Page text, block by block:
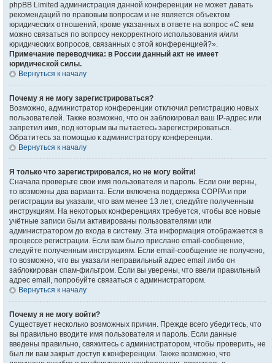
phpBB Limited администрация данной конференции не может давать
рекомендаций по правовым вопросам и не является объектом
юридических отношений, кроме указанных в ответе на вопрос «С кем
можно связаться по вопросу некорректного использования и/или
юридических вопросов, связанных с этой конференцией?».
Примечание переводчика: в России данный акт не имеет
юридической силы.
Вернуться к началу
Почему я не могу зарегистрироваться?
Возможно, администратор конференции отключил регистрацию новых
пользователей. Также возможно, что он заблокировал ваш IP-адрес или
запретил имя, под которым вы пытаетесь зарегистрироваться.
Обратитесь за помощью к администратору конференции.
Вернуться к началу
Я только что зарегистрировался, но не могу войти!
Сначала проверьте свои имя пользователя и пароль. Если они верны,
то возможны два варианта. Если включена поддержка COPPA и при
регистрации вы указали, что вам менее 13 лет, следуйте полученным
инструкциям. На некоторых конференциях требуется, чтобы все новые
учётные записи были активированы пользователями или
администратором до входа в систему. Эта информация отображается в
процессе регистрации. Если вам было прислано email-сообщение,
следуйте полученным инструкциям. Если email-сообщение не получено,
то возможно, что вы указали неправильный адрес email либо он
заблокирован спам-фильтром. Если вы уверены, что ввели правильный
адрес email, попробуйте связаться с администратором.
Вернуться к началу
Почему я не могу войти?
Существует несколько возможных причин. Прежде всего убедитесь, что
вы правильно вводите имя пользователя и пароль. Если данные
введены правильно, свяжитесь с администратором, чтобы проверить, не
был ли вам закрыт доступ к конференции. Также возможно, что